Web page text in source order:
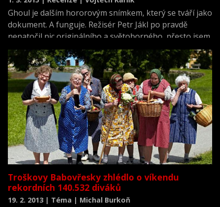
Ghoul je dalším hororovým snímkem, který se tváří jako
dokument. A funguje. Režisér Petr Jákl po pravdě
nenatočil nic originálního a světoborného, přesto jsem
vlastně z kina odcházel docela spokojený.
Troškovy Babovřesky zhlédlo o víkendu
rekordních 140.532 diváků
19. 2. 2013 | Téma | Michal Burkoň